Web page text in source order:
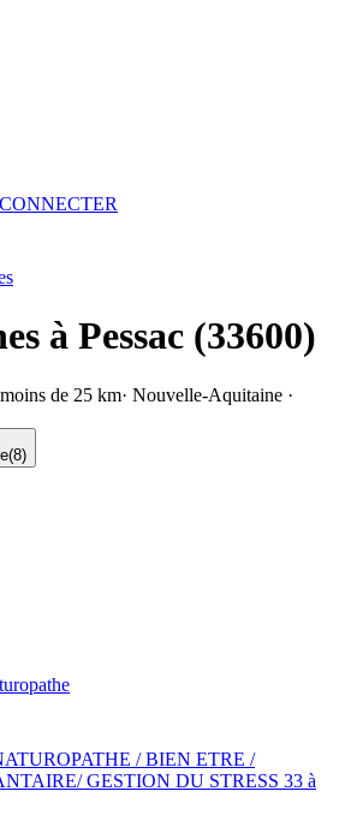
à Pessac (33600)
de 25 km· Nouvelle-Aquitaine ·
(8)
/ BIEN ETRE /
GESTION DU STRESS 33 à